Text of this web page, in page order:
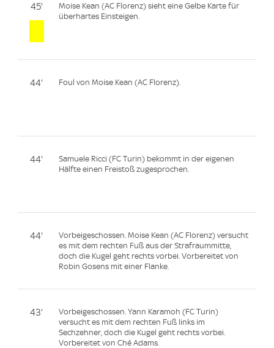
45'
Moise Kean (AC Florenz) sieht eine Gelbe Karte für
überhartes Einsteigen.
44' Foul von Moise Kean (AC Florenz).
44'
Samuele Ricci (FC Turin) bekommt in der eigenen
Hälfte einen Freistoß zugesprochen.
44'
Vorbeigeschossen. Moise Kean (AC Florenz) versucht
es mit dem rechten Fuß aus der Strafraummitte,
doch die Kugel geht rechts vorbei. Vorbereitet von
Robin Gosens mit einer Flanke.
43'
Vorbeigeschossen. Yann Karamoh (FC Turin)
versucht es mit dem rechten Fuß links im
Sechzehner, doch die Kugel geht rechts vorbei.
Vorbereitet von Ché Adams.